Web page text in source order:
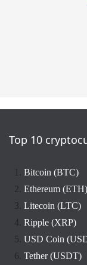
Top 10
Bitcoin (BTC)
Ethereum (ETH)
Litecoin (LTC)
Ripple (XRP)
USD Coin
Tether (USDT)